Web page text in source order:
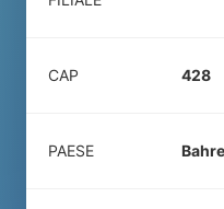
CAP 428
PAESE